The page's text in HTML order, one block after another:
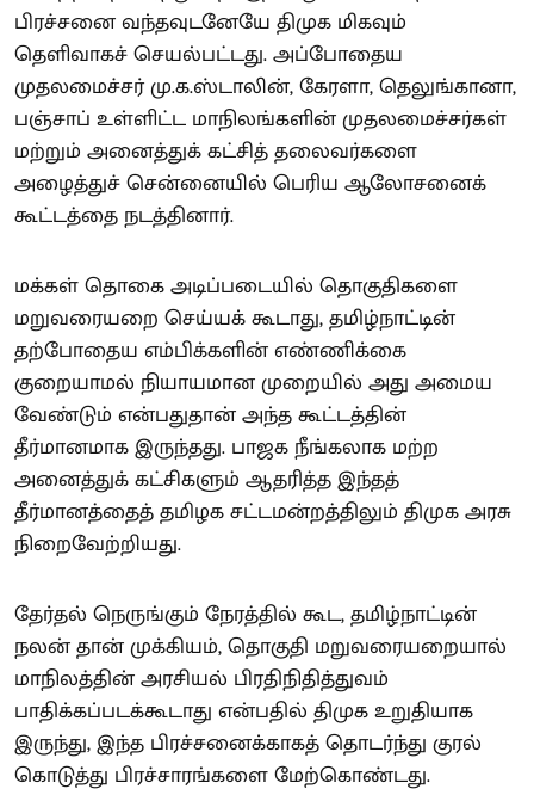
பிரச்சனை வந்தவுடனேயே திமுக மிகவும்
தெளிவாகச் செயல்பட்டது. அப்போதைய
முதலமைச்சர் மு.க.ஸ்டாலின், கேரளா, தெலுங்கானா,
பஞ்சாப் உள்ளிட்ட மாநிலங்களின் முதலமைச்சர்கள்
மற்றும் அனைத்துக் கட்சித் தலைவர்களை
அழைத்துச் சென்னையில் பெரிய ஆலோசனைக்
கூட்டத்தை நடத்தினார்.
மக்கள் தொகை அடிப்படையில் தொகுதிகளை
மறுவரையறை செய்யக் கூடாது, தமிழ்நாட்டின்
தற்போதைய எம்பிக்களின் எண்ணிக்கை
குறையாமல் நியாயமான முறையில் அது அமைய
வேண்டும் என்பதுதான் அந்த கூட்டத்தின்
தீர்மானமாக இருந்தது. பாஜக நீங்கலாக மற்ற
அனைத்துக் கட்சிகளும் ஆதரித்த இந்தத்
தீர்மானத்தைத் தமிழக சட்டமன்றத்திலும் திமுக அரசு
நிறைவேற்றியது.
தேர்தல் நெருங்கும் நேரத்தில் கூட, தமிழ்நாட்டின்
நலன் தான் முக்கியம், தொகுதி மறுவரையறையால்
மாநிலத்தின் அரசியல் பிரதிநிதித்துவம்
பாதிக்கப்படக்கூடாது என்பதில் திமுக உறுதியாக
இருந்து, இந்த பிரச்சனைக்காகத் தொடர்ந்து குரல்
கொடுத்து பிரச்சாரங்களை மேற்கொண்டது.